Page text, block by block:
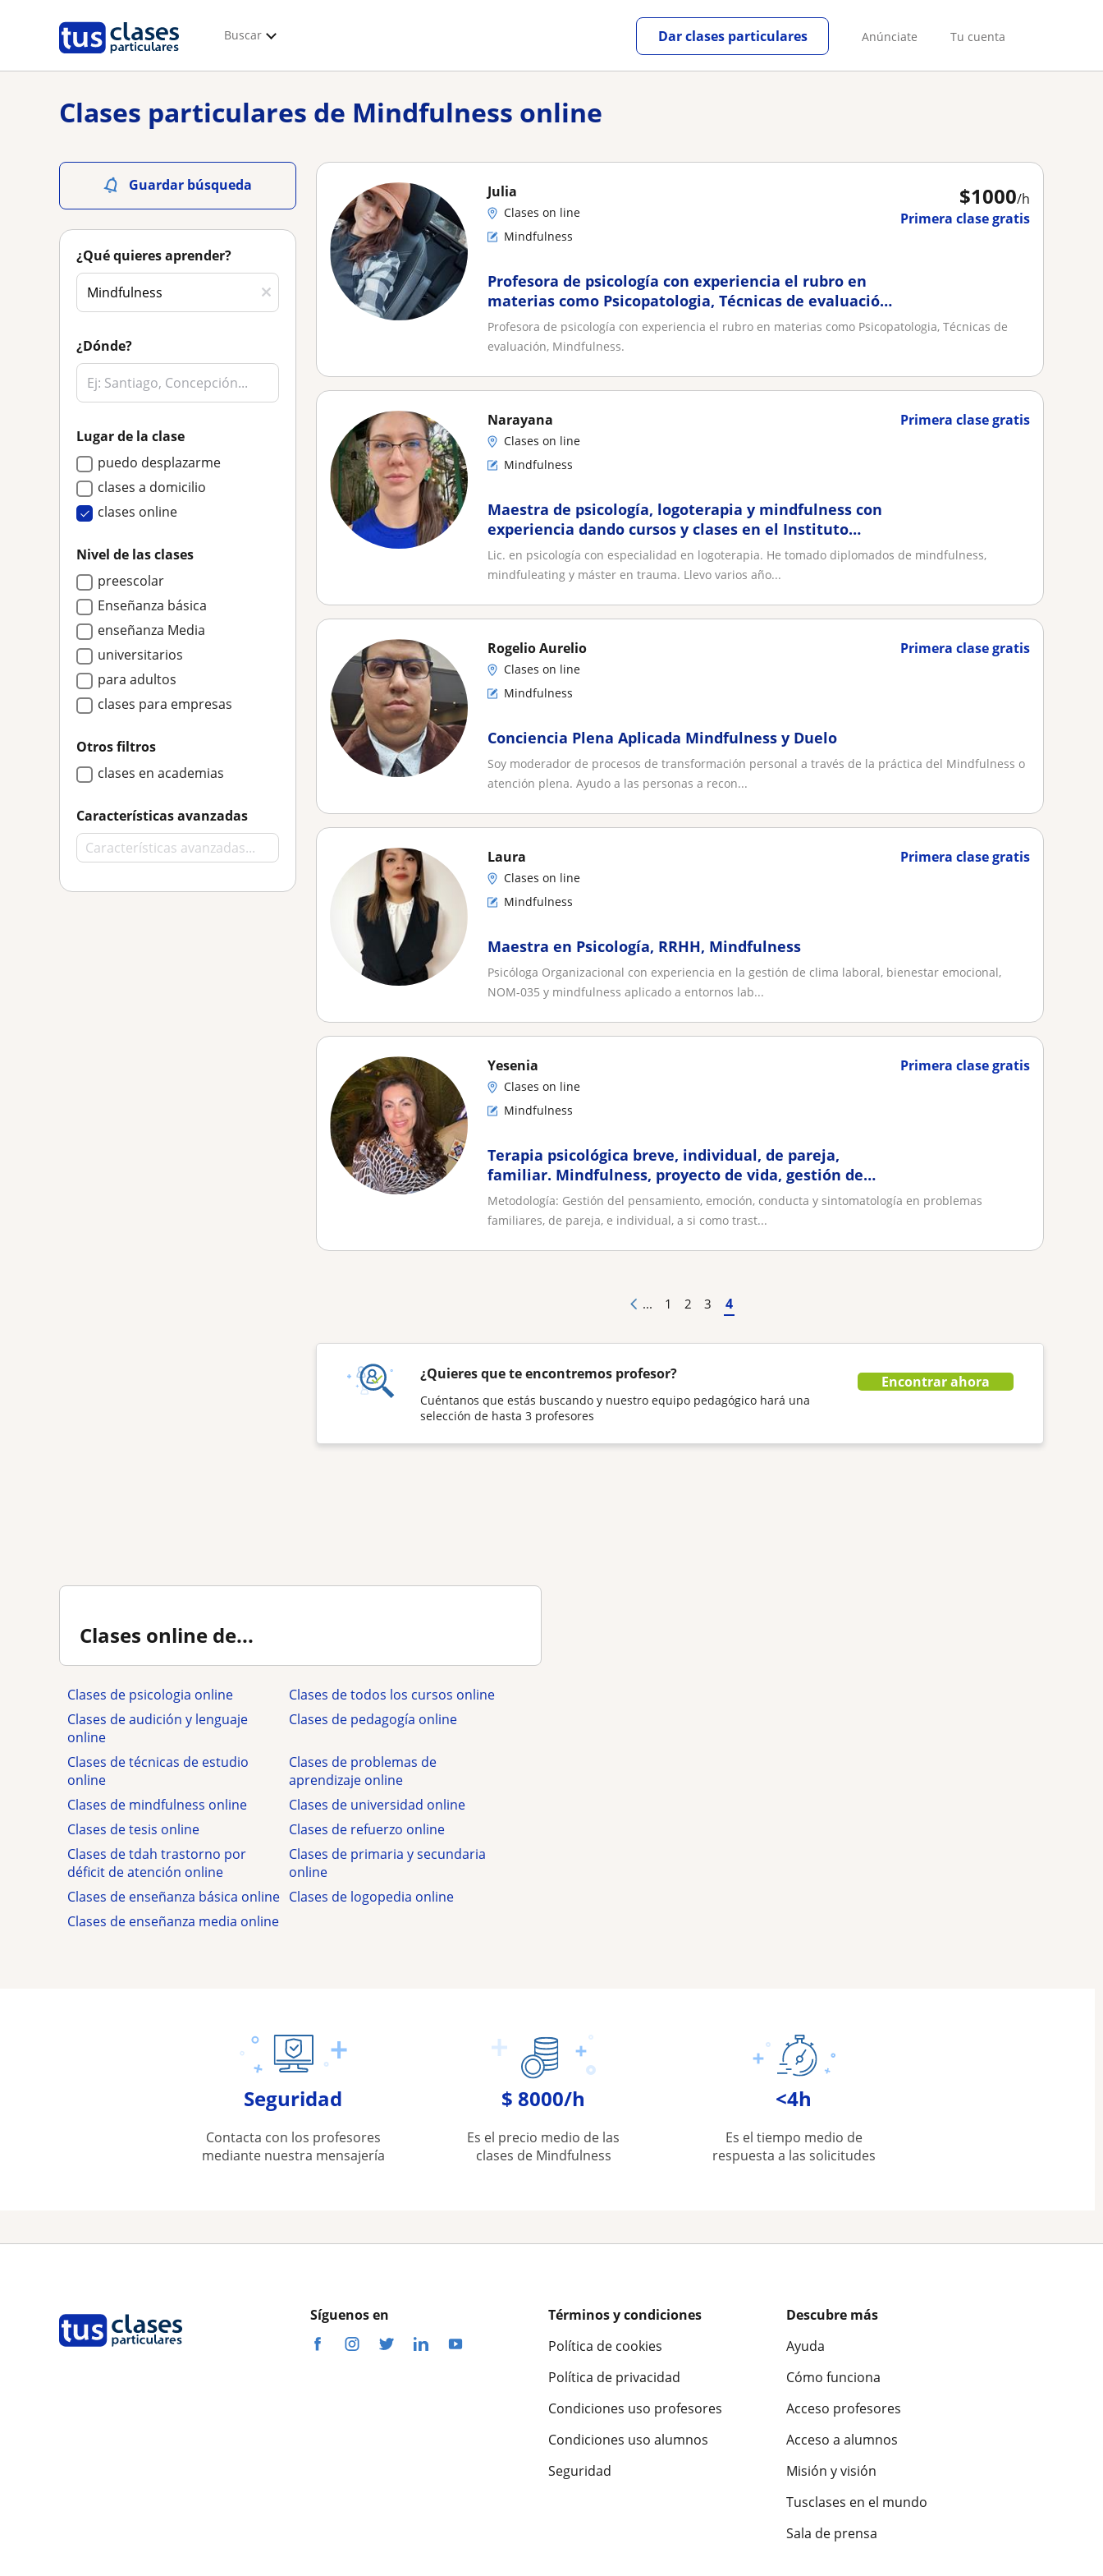
Buscar Anúnciate Tu cuenta
Dar clases particulares
Clases particulares de Mindfulness online
Guardar búsqueda
¿Qué quieres aprender?
¿Dónde?
Lugar de la clase
puedo desplazarme
clases a domicilio
clases online
Nivel de las clases
preescolar
Enseñanza básica
enseñanza Media
universitarios
para adultos
clases para empresas
Otros filtros
clases en academias
Características avanzadas
$1000/h
Primera clase gratis
Julia
Clases on line
Mindfulness
Profesora de psicología con experiencia el rubro en
materias como Psicopatologia, Técnicas de evaluación,
Mindfulness
Profesora de psicología con experiencia el rubro en materias como Psicopatologia, Técnicas de
evaluación, Mindfulness.
Primera clase gratis
Narayana
Clases on line
Mindfulness
Maestra de psicología, logoterapia y mindfulness con
experiencia dando cursos y clases en el Instituto
Mexicano de Tanatología
Lic. en psicología con especialidad en logoterapia. He tomado diplomados de mindfulness,
mindfuleating y máster en trauma. Llevo varios año...
Primera clase gratis
Rogelio Aurelio
Clases on line
Mindfulness
Conciencia Plena Aplicada Mindfulness y Duelo
Soy moderador de procesos de transformación personal a través de la práctica del Mindfulness o
atención plena. Ayudo a las personas a recon...
Primera clase gratis
Laura
Clases on line
Mindfulness
Maestra en Psicología, RRHH, Mindfulness
Psicóloga Organizacional con experiencia en la gestión de clima laboral, bienestar emocional,
NOM-035 y mindfulness aplicado a entornos lab...
Primera clase gratis
Yesenia
Clases on line
Mindfulness
Terapia psicológica breve, individual, de pareja,
familiar. Mindfulness, proyecto de vida, gestión de
ansiedad, depresión…
Metodología: Gestión del pensamiento, emoción, conducta y sintomatología en problemas
familiares, de pareja, e individual, a si como trast...
... 1 2 3 4
¿Quieres que te encontremos profesor?
Cuéntanos que estás buscando y nuestro equipo pedagógico hará una
selección de hasta 3 profesores
Encontrar ahora
Clases online de...
Clases de psicologia online
Clases de todos los cursos online
Clases de audición y lenguaje
online
Clases de pedagogía online
Clases de técnicas de estudio
online
Clases de problemas de
aprendizaje online
Clases de mindfulness online
Clases de universidad online
Clases de tesis online
Clases de refuerzo online
Clases de tdah trastorno por
déficit de atención online
Clases de primaria y secundaria
online
Clases de enseñanza básica online Clases de logopedia online
Clases de enseñanza media online
Seguridad
Contacta con los profesores
mediante nuestra mensajería
$ 8000/h
Es el precio medio de las
clases de Mindfulness
<4h
Es el tiempo medio de
respuesta a las solicitudes
Síguenos en
Términos y condiciones
Política de cookies
Política de privacidad
Condiciones uso profesores
Condiciones uso alumnos
Seguridad
Descubre más
Ayuda
Cómo funciona
Acceso profesores
Acceso a alumnos
Misión y visión
Tusclases en el mundo
Sala de prensa